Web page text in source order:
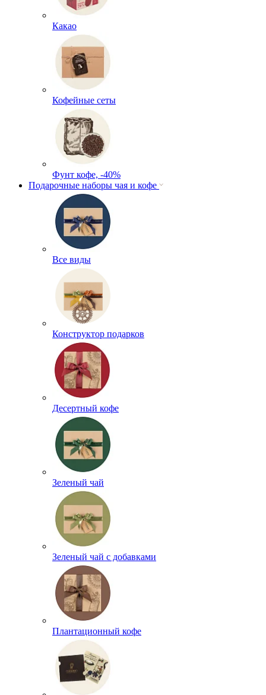
Какао
Кофейные сеты
Фунт кофе, -40%
Подарочные наборы чая и кофе
Все виды
Конструктор подарков
Десертный кофе
Зеленый чай
Зеленый чай с добавками
Плантационный кофе